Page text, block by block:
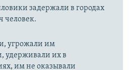
задержали в городах
человек.
угрожали им
удерживали их в
им не оказывали